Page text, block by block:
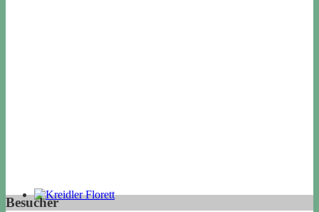
Besucher